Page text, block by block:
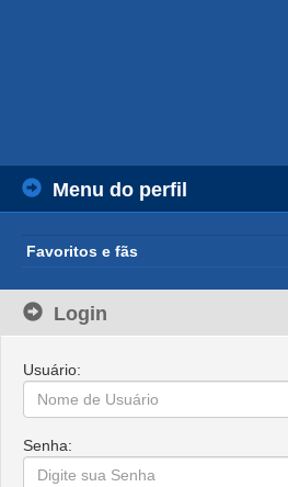
Menu do perfil
Favoritos e fãs
Login
Usuário:
Senha: